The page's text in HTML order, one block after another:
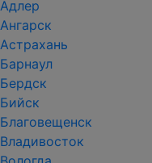
Адлер
Ангарск
Астрахань
Барнаул
Бердск
Бийск
Благовещенск
Владивосток